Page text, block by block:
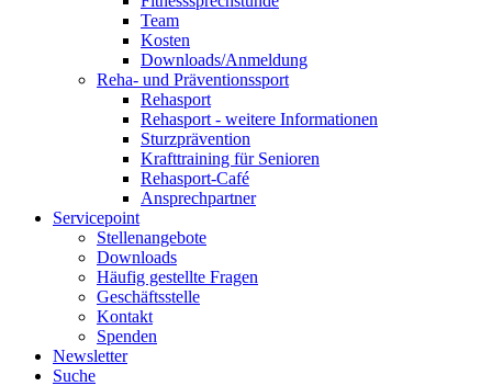
Team
Kosten
Downloads/Anmeldung
Reha- und Präventionssport
Rehasport
Rehasport - weitere Informationen
Sturzprävention
Krafttraining für Senioren
Rehasport-Café
Ansprechpartner
Servicepoint
Stellenangebote
Downloads
Häufig gestellte Fragen
Geschäftsstelle
Kontakt
Spenden
Newsletter
Suche